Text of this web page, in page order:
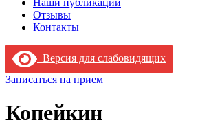
Наши публикации
Отзывы
Контакты
Версия для слабовидящих
Записаться на прием
Копейкин